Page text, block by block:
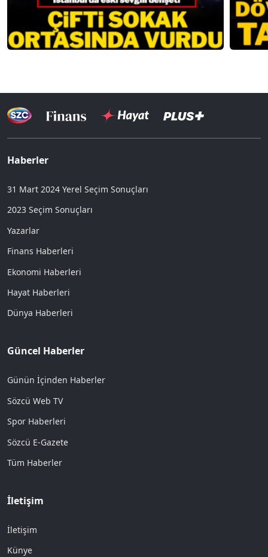
Haberler
31 Mart 2024 Yerel Seçim Sonuçları
2023 Seçim Sonuçları
Yazarlar
Finans Haberleri
Ekonomi Haberleri
Hayat Haberleri
Dünya Haberleri
Güncel Haberler
Günün İçinden Haberler
Sözcü Web TV
Spor Haberleri
Sözcü E-Gazete
Tüm Haberler
İletişim
İletişim
Künye